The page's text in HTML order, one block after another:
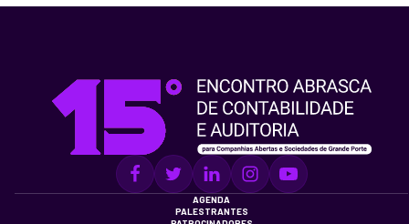
AGENDA
PALESTRANTES